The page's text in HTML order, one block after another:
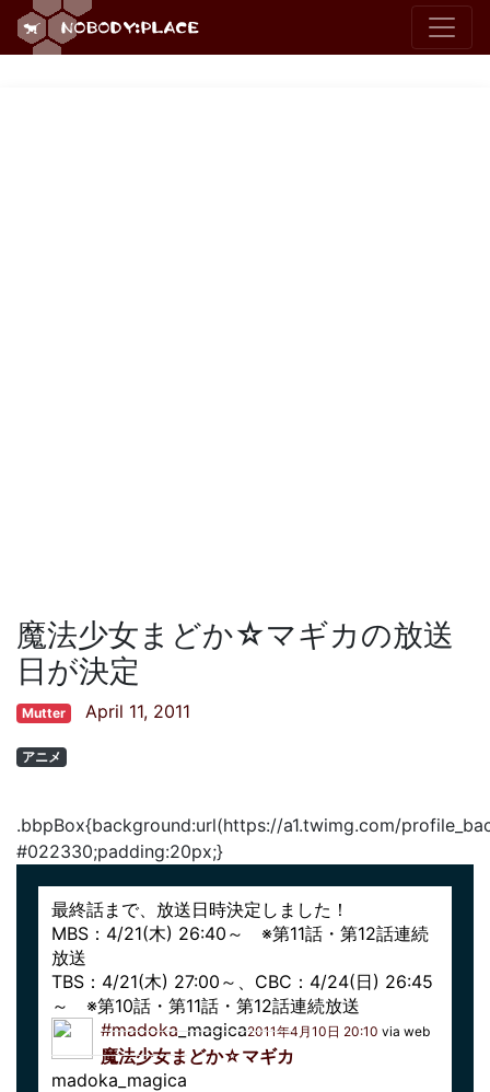
魔法少女まどか☆マギカの放送
日が決定
Mutter April 11, 2011
アニメ
.bbpBox{background:url(https://a1.twimg.com/
#022330;padding:20px;}
最終話まで、放送日時決定しました！
MBS：4/21(木) 26:40～ ※第11話・第12話連続
放送
TBS：4/21(木) 27:00～、CBC：4/24(日) 26:45
～ ※第10話・第11話・第12話連続放送
#madoka_magica2011年4月10日 20:10 via web
魔法少女まどか☆マギカ
madoka_magica